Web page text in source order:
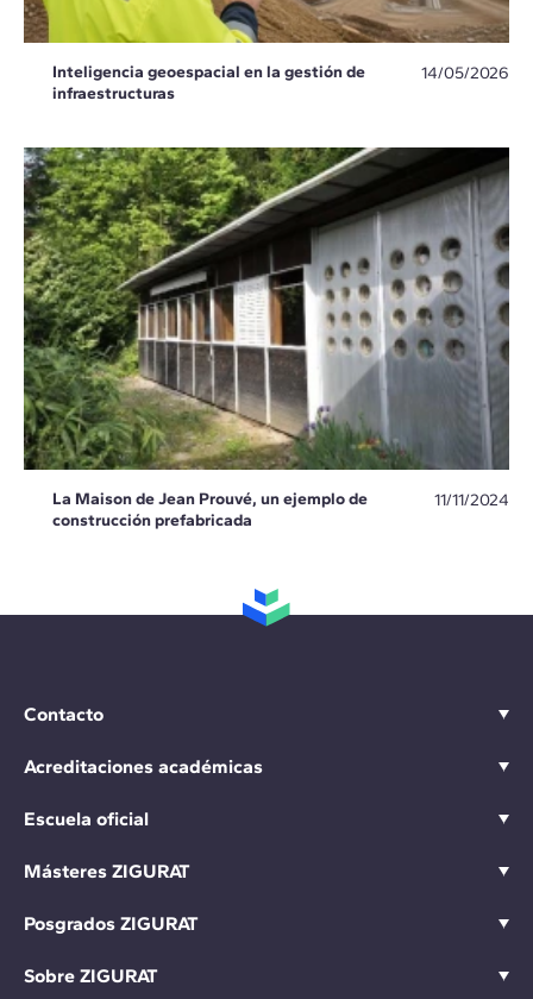
Inteligencia geoespacial en la gestión de
infraestructuras
14/05/2026
La Maison de Jean Prouvé, un ejemplo de
construcción prefabricada
11/11/2024
Contacto
Acreditaciones académicas
Escuela oficial
Másteres ZIGURAT
Posgrados ZIGURAT
Sobre ZIGURAT